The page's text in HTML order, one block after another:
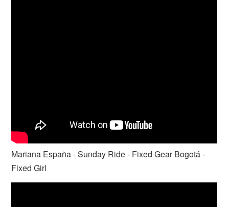
Mariana España - Sunday Ride - Fixed Gear Bogotá -
Fixed Girl